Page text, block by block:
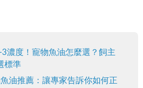
濃度！寵物魚油怎麼選？飼主
標準
油推薦：讓專家告訴你如何正